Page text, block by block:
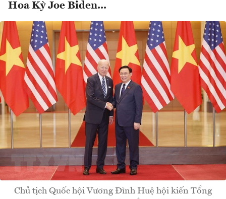
Hoa Kỳ Joe Biden...
Chủ tịch Quốc hội Vương Đình Huệ hội kiến Tổng